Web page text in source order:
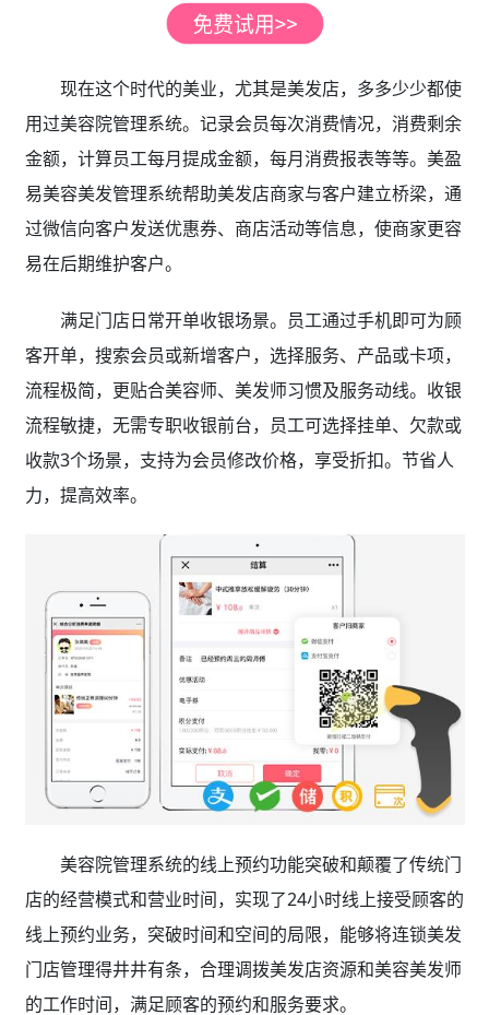
现在这个时代的美业，尤其是美发店，多多少少都使
用过美容院管理系统。记录会员每次消费情况，消费剩余
金额，计算员工每月提成金额，每月消费报表等等。美盈
易美容美发管理系统帮助美发店商家与客户建立桥梁，通
过微信向客户发送优惠券、商店活动等信息，使商家更容
易在后期维护客户。
满足门店日常开单收银场景。员工通过手机即可为顾
客开单，搜索会员或新增客户，选择服务、产品或卡项，
流程极简，更贴合美容师、美发师习惯及服务动线。收银
流程敏捷，无需专职收银前台，员工可选择挂单、欠款或
收款3个场景，支持为会员修改价格，享受折扣。节省人
力，提高效率。
美容院管理系统的线上预约功能突破和颠覆了传统门
店的经营模式和营业时间，实现了24小时线上接受顾客的
线上预约业务，突破时间和空间的局限，能够将连锁美发
门店管理得井井有条，合理调拨美发店资源和美容美发师
的工作时间，满足顾客的预约和服务要求。